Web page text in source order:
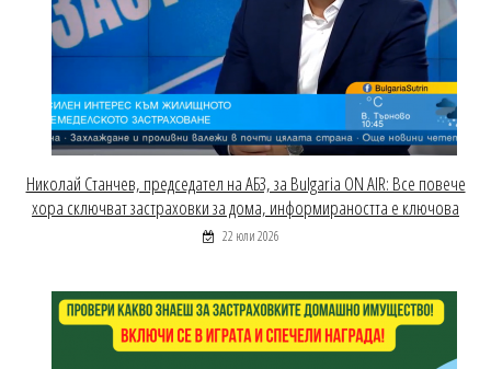
Николай Станчев, председател на АБЗ, за Bulgaria ON AIR: Все повече
хора сключват застраховки за дома, информираността е ключова
22 юли 2026